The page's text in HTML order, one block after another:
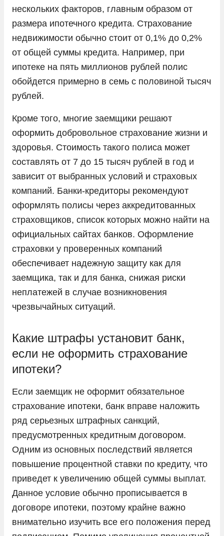
нескольких факторов, главным образом от
размера ипотечного кредита. Страхование
недвижимости обычно стоит от 0,1% до 0,2%
от общей суммы кредита. Например, при
ипотеке на пять миллионов рублей полис
обойдется примерно в семь с половиной тысяч
рублей.
Кроме того, многие заемщики решают
оформить добровольное страхование жизни и
здоровья. Стоимость такого полиса может
составлять от 7 до 15 тысяч рублей в год и
зависит от выбранных условий и страховых
компаний. Банки-кредиторы рекомендуют
оформлять полисы через аккредитованных
страховщиков, список которых можно найти на
официальных сайтах банков. Оформление
страховки у проверенных компаний
обеспечивает надежную защиту как для
заемщика, так и для банка, снижая риски
неплатежей в случае возникновения
чрезвычайных ситуаций.
Какие штрафы установит банк,
если не оформить страхование
ипотеки?
Если заемщик не оформит обязательное
страхование ипотеки, банк вправе наложить
ряд серьезных штрафных санкций,
предусмотренных кредитным договором.
Одним из основных последствий является
повышение процентной ставки по кредиту, что
приведет к увеличению общей суммы выплат.
Данное условие обычно прописывается в
договоре ипотеки, поэтому крайне важно
внимательно изучить все его положения перед